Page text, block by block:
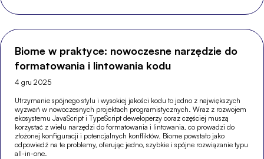
Biome w praktyce: nowoczesne narzędzie do
formatowania i lintowania kodu
4 gru 2025
Utrzymanie spójnego stylu i wysokiej jakości kodu to jedno z największych
wyzwań w nowoczesnych projektach programistycznych. Wraz z rozwojem
ekosystemu JavaScript i TypeScript deweloperzy coraz częściej muszą
korzystać z wielu narzędzi do formatowania i lintowania, co prowadzi do
złożonej konfiguracji i potencjalnych konfliktów. Biome powstało jako
odpowiedź na te problemy, oferując jedno, szybkie i spójne rozwiązanie typu
all-in-one.